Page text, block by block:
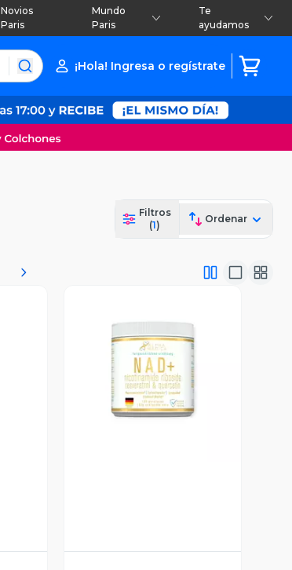
Novios
Paris
Mundo
Paris
Te
ayudamos
¡Hola! Ingresa o regístrate
Filtros
(1)
Ordenar
Vista Previa